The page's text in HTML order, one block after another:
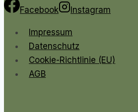
Facebook Instagram
Impressum
Datenschutz
Cookie-Richtlinie (EU)
AGB